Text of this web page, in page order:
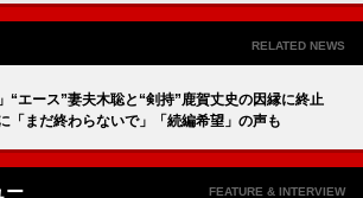
RELATED NEWS
“エース”妻夫木聡と“剣持”鹿賀丈史の因縁に終止
まだ終わらないで」「続編希望」の声も
ー FEATURE & INTERVIEW